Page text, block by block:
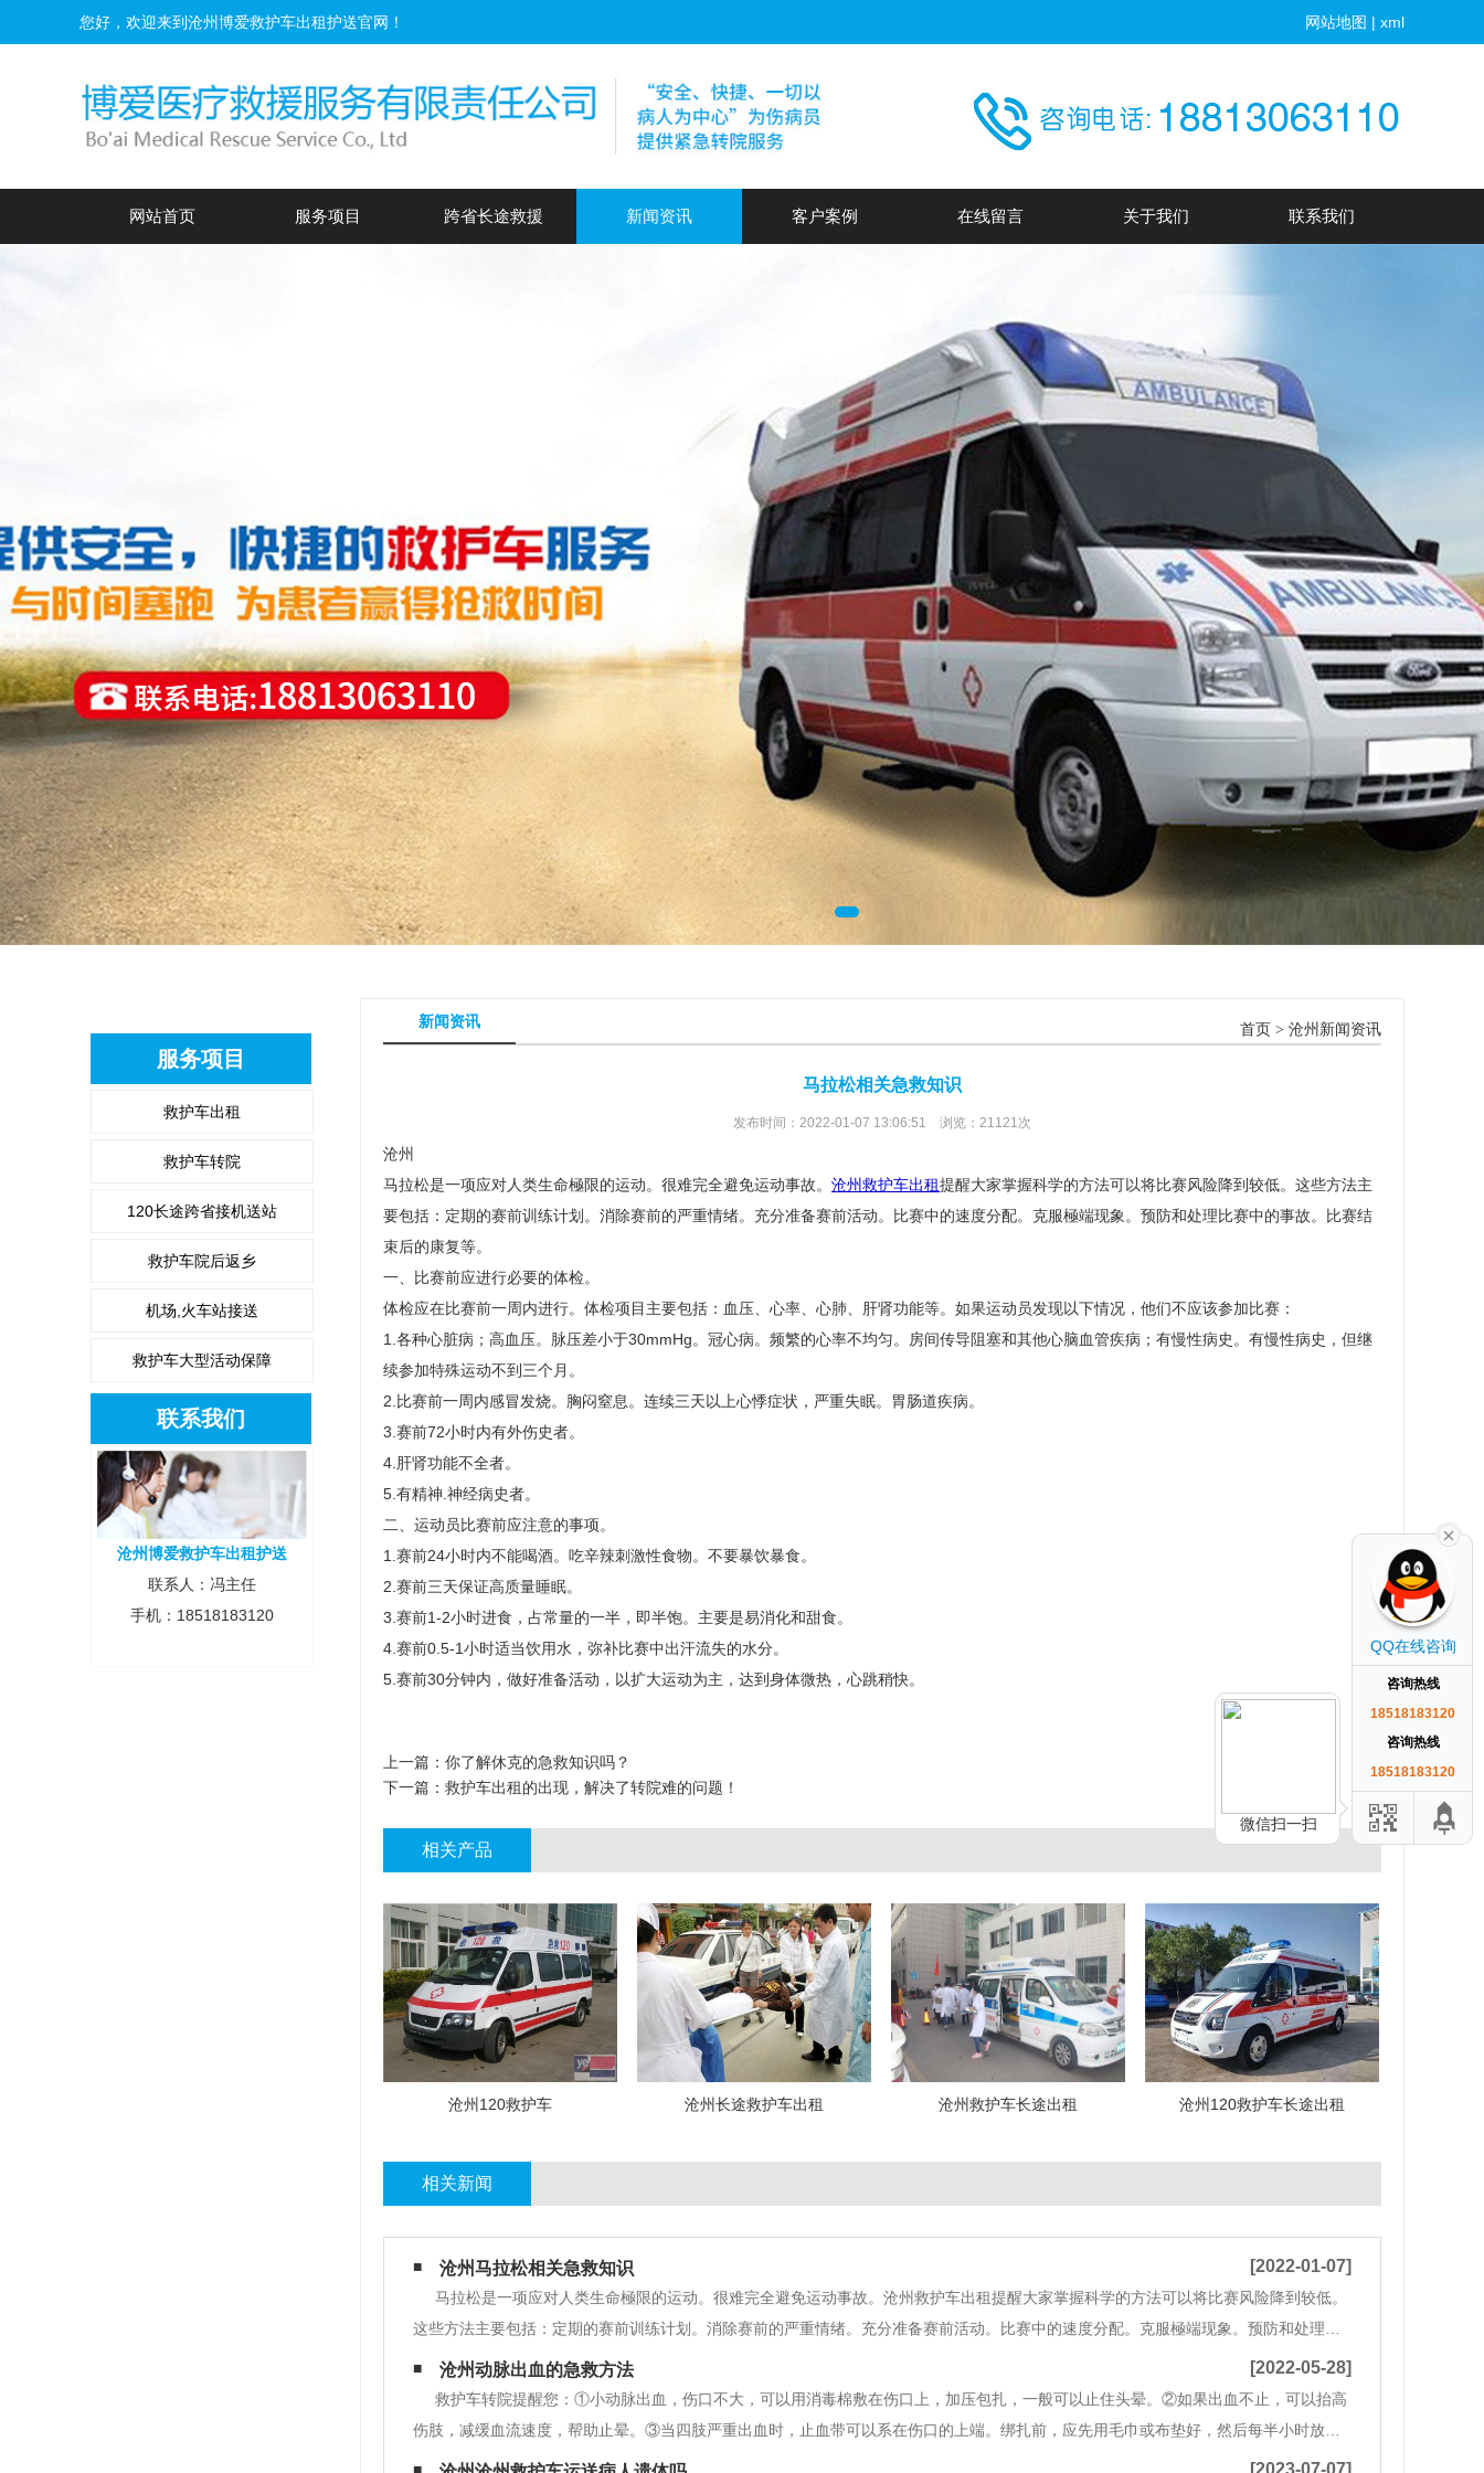
您好，欢迎来到沧州博爱救护车出租护送官网！ 网站地图 | xml
网站首页 服务项目 跨省长途救援 新闻资讯 客户案例 在线留言 关于我们 联系我们
服务项目
救护车出租
救护车转院
120长途跨省接机送站
救护车院后返乡
机场,火车站接送
救护车大型活动保障
联系我们
沧州博爱救护车出租护送
联系人：冯主任
手机：18518183120
新闻资讯 首页 > 沧州新闻资讯
马拉松相关急救知识
发布时间：2022-01-07 13:06:51 浏览：21121次
沧州
马拉松是一项应对人类生命極限的运动。很难完全避免运动事故。 沧州救护车出租提醒大家掌握科学的方法可以将比赛风险降到较低。这些方法主
要包括：定期的赛前训练计划。消除赛前的严重情绪。充分准备赛前活动。比赛中的速度分配。克服極端现象。预防和处理比赛中的事故。比赛结
束后的康复等。
一、比赛前应进行必要的体检。
体检应在比赛前一周内进行。体检项目主要包括：血压、心率、心肺、肝肾功能等。如果运动员发现以下情况，他们不应该参加比赛：
1.各种心脏病；高血压。脉压差小于30mmHg。冠心病。频繁的心率不均匀。房间传导阻塞和其他心脑血管疾病；有慢性病史。有慢性病史，但继
续参加特殊运动不到三个月。
2.比赛前一周内感冒发烧。胸闷窒息。连续三天以上心悸症状，严重失眠。胃肠道疾病。
3.赛前72小时内有外伤史者。
4.肝肾功能不全者。
5.有精神.神经病史者。
二、运动员比赛前应注意的事项。
1.赛前24小时内不能喝酒。吃辛辣刺激性食物。不要暴饮暴食。
2.赛前三天保证高质量睡眠。
3.赛前1-2小时进食，占常量的一半，即半饱。主要是易消化和甜食。
4.赛前0.5-1小时适当饮用水，弥补比赛中出汗流失的水分。
5.赛前30分钟内，做好准备活动，以扩大运动为主，达到身体微热，心跳稍快。
上一篇： 你了解休克的急救知识吗？
下一篇： 救护车出租的出现，解决了转院难的问题！
相关产品
沧州120救护车 沧州长途救护车出租 沧州救护车长途出租 沧州120救护车长途出租
相关新闻
沧州马拉松相关急救知识 [2022-01-07]
马拉松是一项应对人类生命極限的运动。很难完全避免运动事故。沧州救护车出租提醒大家掌握科学的方法可以将比赛风险降到较低。
这些方法主要包括：定期的赛前训练计划。消除赛前的严重情绪。充分准备赛前活动。比赛中的速度分配。克服極端现象。预防和处理比
赛中的事故。比赛结束后的康复等。一、比赛前应进行必要的体检。体检应在比赛前一周内进行。体检项目主要包括：血压、心率、心
肺、肝肾功能等。如果运动员发现以下情况，他们
沧州动脉出血的急救方法 [2022-05-28]
救护车转院提醒您：①小动脉出血，伤口不大，可以用消毒棉敷在伤口上，加压包扎，一般可以止住头晕。②如果出血不止，可以抬高
伤肢，减缓血流速度，帮助止晕。③当四肢严重出血时，止血带可以系在伤口的上端。绑扎前，应先用毛巾或布垫好，然后每半小时放松
一次。绑扎时间不得超过两小时，以避免肢体缺血和坏死。初步治疗后，应立即送往医院治疗。
[2023-07-07]
QQ在线咨询
咨询热线
18518183120
咨询热线
18518183120
微信扫一扫